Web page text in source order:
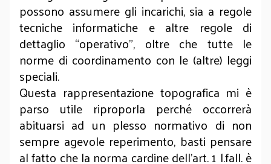
possono assumere gli incarichi, sia a regole
tecniche informatiche e altre regole di
dettaglio “operativo”, oltre che tutte le
norme di coordinamento con le (altre) leggi
speciali.
Questa rappresentazione topografica mi è
parso utile riproporla perché occorrerà
abituarsi ad un plesso normativo di non
sempre agevole reperimento, basti pensare
al fatto che la norma cardine dell’art. 1 l.fall. è